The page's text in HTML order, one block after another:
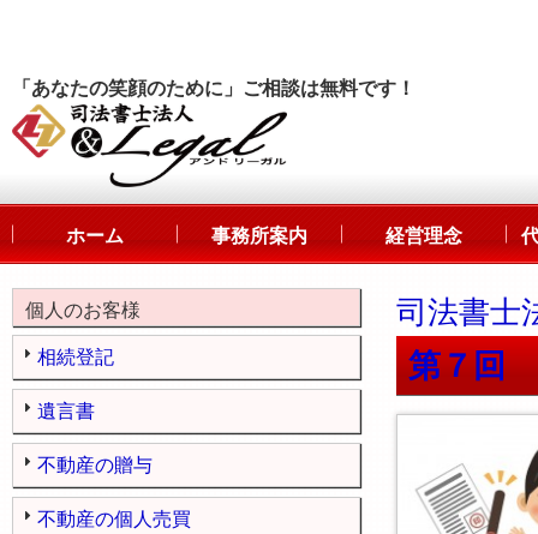
「あなたの笑顔のために」ご相談は無料です！
ホーム 事務所案内 経営理念
個人のお客様
相続登記
遺言書
不動産の贈与
不動産の個人売買
司法書士
第７回